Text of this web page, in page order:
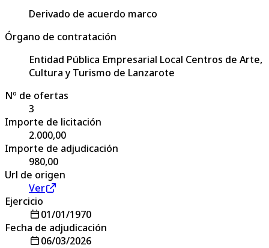
Derivado de acuerdo marco
Órgano de contratación
Entidad Pública Empresarial Local Centros de Arte,
Cultura y Turismo de Lanzarote
Nº de ofertas
3
Importe de licitación
2.000,00
Importe de adjudicación
980,00
Url de origen
Ver
Ejercicio
01/01/1970
Fecha de adjudicación
06/03/2026